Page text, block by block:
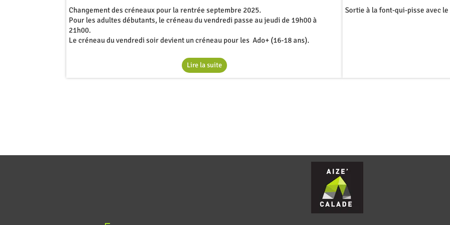
Changement des créneaux pour la rentrée septembre 2025.
Pour les adultes débutants, le créneau du vendredi passe au jeudi de 19h00 à
21h00.
Le créneau du vendredi soir devient un créneau pour les Ado+ (16-18 ans).
Lire la suite
Sortie à la font-qui-pisse avec